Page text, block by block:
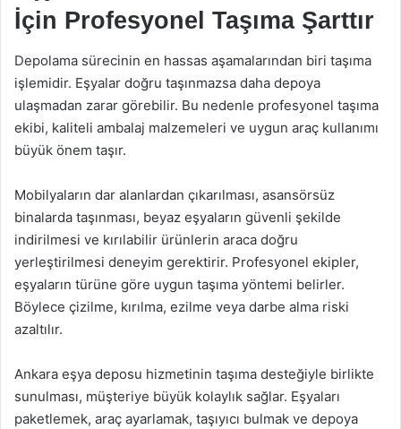
İçin Profesyonel Taşıma Şarttır
Depolama sürecinin en hassas aşamalarından biri taşıma
işlemidir. Eşyalar doğru taşınmazsa daha depoya
ulaşmadan zarar görebilir. Bu nedenle profesyonel taşıma
ekibi, kaliteli ambalaj malzemeleri ve uygun araç kullanımı
büyük önem taşır.
Mobilyaların dar alanlardan çıkarılması, asansörsüz
binalarda taşınması, beyaz eşyaların güvenli şekilde
indirilmesi ve kırılabilir ürünlerin araca doğru
yerleştirilmesi deneyim gerektirir. Profesyonel ekipler,
eşyaların türüne göre uygun taşıma yöntemi belirler.
Böylece çizilme, kırılma, ezilme veya darbe alma riski
azaltılır.
Ankara eşya deposu hizmetinin taşıma desteğiyle birlikte
sunulması, müşteriye büyük kolaylık sağlar. Eşyaları
paketlemek, araç ayarlamak, taşıyıcı bulmak ve depoya